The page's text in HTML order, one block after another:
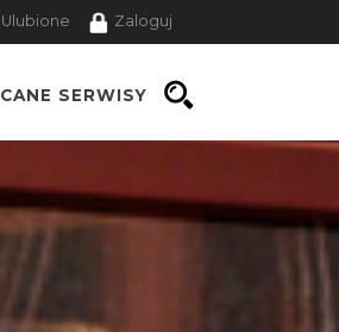
Ulubione Zaloguj
SERWISY